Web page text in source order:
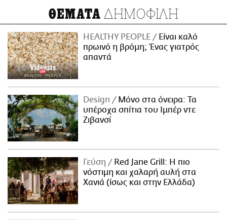
ΘΕΜΑΤΑ ΔΗΜΟΦΙΛΗ
HEALTHY PEOPLE
Είναι καλό
πρωινό η βρόμη; Ένας γιατρός
απαντά
Design
Μόνο στα όνειρα: Τα
υπέροχα σπίτια του Ιμπέρ ντε
Ζιβανσί
Γεύση
Red Jane Grill: Η πιο
νόστιμη και χαλαρή αυλή στα
Χανιά (ίσως και στην Ελλάδα)